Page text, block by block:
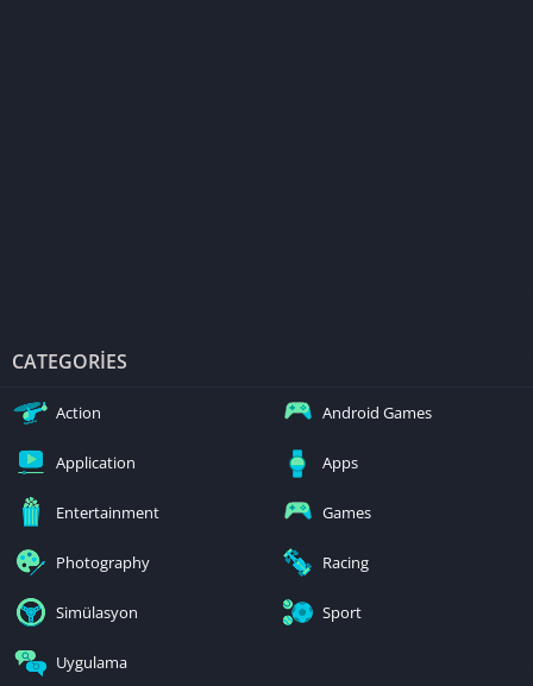
CATEGORIES
Action Android Games
Application Apps
Entertainment Games
Photography Racing
Simülasyon Sport
Uygulama